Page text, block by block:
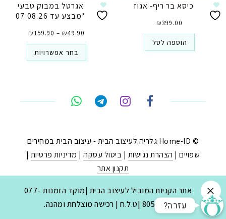
אתר הקניות המוביל לעיצוב הבית |מוקד הזמנות 077-
8053030 |ט.ל.ח | רכישה מוצלחת ומהנה.
אגרטל במבוק טבעי
*מבצע עד 07.08.26
₪49.90
–
₪159.90 מחירים:
עד
בחר אפשרויות
כיסא בר ריף- אגוז
₪399.00
הוספה לסל
© Home-ID גלריה לעיצוב הבית - עיצוב הבית במחירים
שפויים | הצהרת נגישות | ביטול עסקה| מדיניות פרטיות |
תקנון אתר
?עזרה